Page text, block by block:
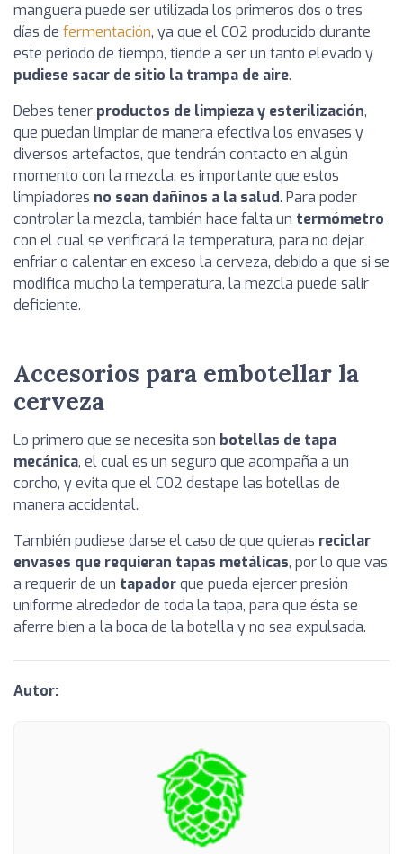
manguera puede ser utilizada los primeros dos o tres
días de fermentación, ya que el CO2 producido durante
este periodo de tiempo, tiende a ser un tanto elevado y
pudiese sacar de sitio la trampa de aire.
Debes tener productos de limpieza y esterilización,
que puedan limpiar de manera efectiva los envases y
diversos artefactos, que tendrán contacto en algún
momento con la mezcla; es importante que estos
limpiadores no sean dañinos a la salud. Para poder
controlar la mezcla, también hace falta un termómetro
con el cual se verificará la temperatura, para no dejar
enfriar o calentar en exceso la cerveza, debido a que si se
modifica mucho la temperatura, la mezcla puede salir
deficiente.
Accesorios para embotellar la
cerveza
Lo primero que se necesita son botellas de tapa
mecánica, el cual es un seguro que acompaña a un
corcho, y evita que el CO2 destape las botellas de
manera accidental.
También pudiese darse el caso de que quieras reciclar
envases que requieran tapas metálicas, por lo que vas
a requerir de un tapadorque pueda ejercer presión
uniforme alrededor de toda la tapa, para que ésta se
aferre bien a la boca de la botella y no sea expulsada.
Autor: